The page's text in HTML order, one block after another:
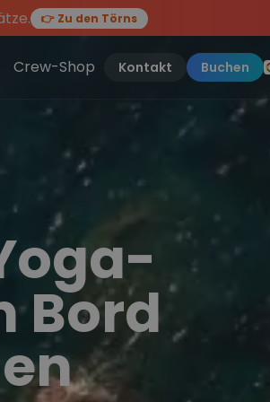
👉 Zu den Törns
Törn!
des Jahres, sei dabei.
Crew-Shop Kontakt Buchen
Bord